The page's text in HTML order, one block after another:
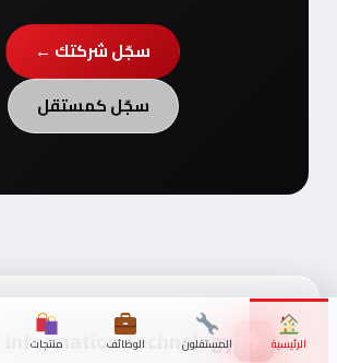
سجّل شركتك ←
سجّل كمستقل
Information Technology الرئيسية المستقلون الوظائف منتجات